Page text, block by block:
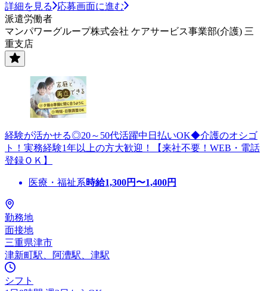
詳細を見る
応募画面に進む
派遣労働者
マンパワーグループ株式会社 ケアサービス事業部(介護) 三
重支店
経験が活かせる◎20～50代活躍中日払いOK◆介護のオシゴ
ト！実務経験1年以上の方大歓迎！【来社不要！WEB・電話
登録ＯＫ】
医療・福祉系時給1,300円〜1,400円
勤務地
面接地
三重県津市
津新町駅、阿漕駅、津駅
シフト